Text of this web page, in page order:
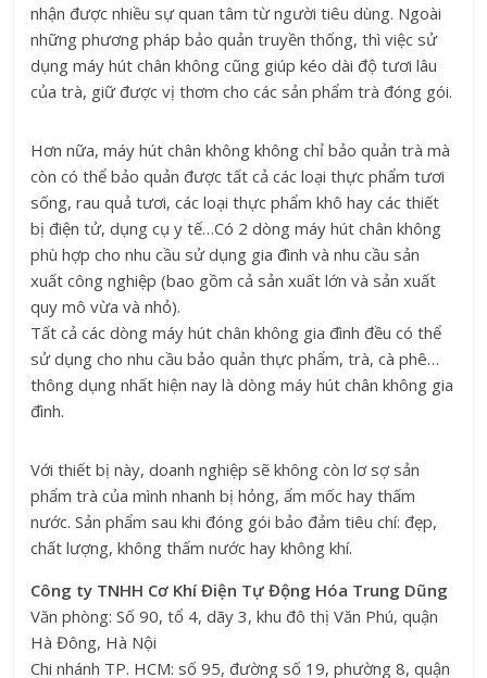
nhận được nhiều sự quan tâm từ người tiêu dùng. Ngoài
những phương pháp bảo quản truyền thống, thì việc sử
dụng máy hút chân không cũng giúp kéo dài độ tươi lâu
của trà, giữ được vị thơm cho các sản phẩm trà đóng gói.
Hơn nữa, máy hút chân không không chỉ bảo quản trà mà
còn có thể bảo quản được tất cả các loại thực phẩm tươi
sống, rau quả tươi, các loại thực phẩm khô hay các thiết
bị điện tử, dụng cụ y tế…Có 2 dòng máy hút chân không
phù hợp cho nhu cầu sử dụng gia đình và nhu cầu sản
xuất công nghiệp (bao gồm cả sản xuất lớn và sản xuất
quy mô vừa và nhỏ).
Tất cả các dòng máy hút chân không gia đình đều có thể
sử dụng cho nhu cầu bảo quản thực phẩm, trà, cà phê…
thông dụng nhất hiện nay là dòng máy hút chân không gia
đình.
Với thiết bị này, doanh nghiệp sẽ không còn lơ sợ sản
phẩm trà của mình nhanh bị hỏng, ẩm mốc hay thấm
nước. Sản phẩm sau khi đóng gói bảo đảm tiêu chí: đẹp,
chất lượng, không thấm nước hay không khí.
Công ty TNHH Cơ Khí Điện Tự Động Hóa Trung Dũng
Văn phòng: Số 90, tổ 4, dãy 3, khu đô thị Văn Phú, quận
Hà Đông, Hà Nội
Chi nhánh TP. HCM: số 95, đường số 19, phường 8, quận